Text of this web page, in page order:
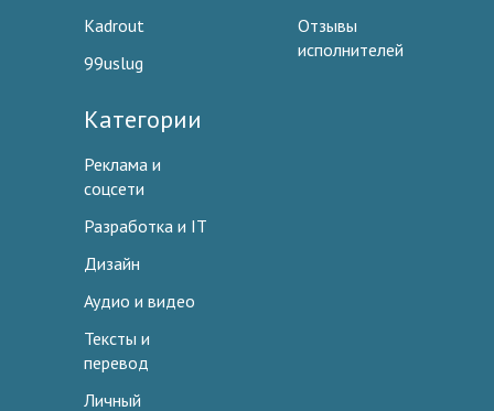
Kadrout
99uslug
Отзывы
исполнителей
Категории
Реклама и
соцсети
Разработка и IT
Дизайн
Аудио и видео
Тексты и
перевод
Личный